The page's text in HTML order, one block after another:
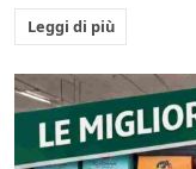
Leggi di più